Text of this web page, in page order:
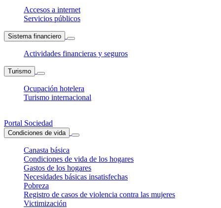
Accesos a internet
Servicios públicos
Sistema financiero
Actividades financieras y seguros
Turismo
Ocupación hotelera
Turismo internacional
Portal Sociedad
Condiciones de vida
Canasta básica
Condiciones de vida de los hogares
Gastos de los hogares
Necesidades básicas insatisfechas
Pobreza
Registro de casos de violencia contra las mujeres
Victimización